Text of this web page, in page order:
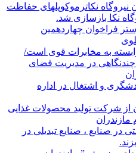
نیروگاه نکاترموکوپلهای حفاظت
نکا بازسازی شد.
فراخوان چهاردهمین
به مخابرات قوی است/
چندنگاهی در مدیریت فضای
و اشتغال در اداره
از شرکت تولید محصولات غذایی
مازندران
صنایع ، صنایع تبدیلی در